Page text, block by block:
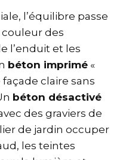
l’équilibre passe
des
l’enduit et les
béton imprimé «
claire sans
béton désactivé
des graviers de
de jardin occuper
les teintes